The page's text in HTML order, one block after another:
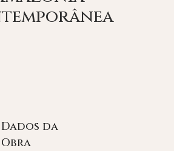
Dados da
Obra